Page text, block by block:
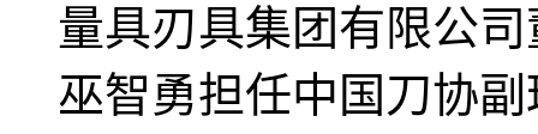
量具刃具集团有限公
巫智勇担任中国刀协